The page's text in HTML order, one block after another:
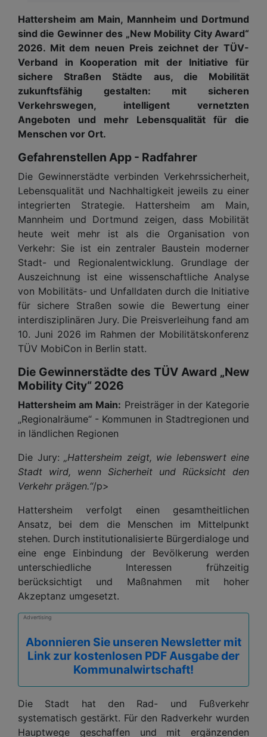
Hattersheim am Main, Mannheim und Dortmund
sind die Gewinner des „New Mobility City Award“
2026. Mit dem neuen Preis zeichnet der TÜV-
Verband in Kooperation mit der Initiative für
sichere Straßen Städte aus, die Mobilität
zukunftsfähig gestalten: mit sicheren
Verkehrswegen, intelligent vernetzten
Angeboten und mehr Lebensqualität für die
Menschen vor Ort.
Gefahrenstellen App - Radfahrer
Die Gewinnerstädte verbinden Verkehrssicherheit,
Lebensqualität und Nachhaltigkeit jeweils zu einer
integrierten Strategie. Hattersheim am Main,
Mannheim und Dortmund zeigen, dass Mobilität
heute weit mehr ist als die Organisation von
Verkehr: Sie ist ein zentraler Baustein moderner
Stadt- und Regionalentwicklung. Grundlage der
Auszeichnung ist eine wissenschaftliche Analyse
von Mobilitäts- und Unfalldaten durch die Initiative
für sichere Straßen sowie die Bewertung einer
interdisziplinären Jury. Die Preisverleihung fand am
10. Juni 2026 im Rahmen der Mobilitätskonferenz
TÜV MobiCon in Berlin statt.
Die Gewinnerstädte des TÜV Award „New
Mobility City“ 2026
Hattersheim am Main: Preisträger in der Kategorie
„Regionalräume“ - Kommunen in Stadtregionen und
in ländlichen Regionen
Die Jury: „Hattersheim zeigt, wie lebenswert eine
Stadt wird, wenn Sicherheit und Rücksicht den
Verkehr prägen.“/p>
Hattersheim verfolgt einen gesamtheitlichen
Ansatz, bei dem die Menschen im Mittelpunkt
stehen. Durch institutionalisierte Bürgerdialoge und
eine enge Einbindung der Bevölkerung werden
unterschiedliche Interessen frühzeitig
berücksichtigt und Maßnahmen mit hoher
Akzeptanz umgesetzt.
Advertising
Abonnieren Sie unseren Newsletter mit
Link zur kostenlosen PDF Ausgabe der
Kommunalwirtschaft!
Die Stadt hat den Rad- und Fußverkehr
systematisch gestärkt. Für den Radverkehr wurden
Hauptwege geschaffen und mit ergänzenden